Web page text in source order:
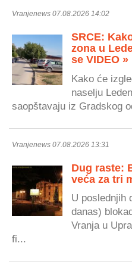
Vranjenews 07.08.2026 14:02
SRCE:
zona u
se VIDEO »
Kako će
naselju
saopštavaju iz Gradskog
Vranjenews 07.08.2026 13:31
Dug raste:
veća za tri
U poslednjih
danas)
Vranja u
fi...